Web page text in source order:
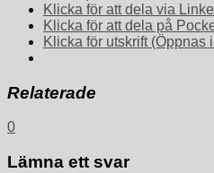
Klicka för att dela via
Klicka för att dela på
Klicka för utskrift (Öppnas
Relaterade
0
Lämna ett svar